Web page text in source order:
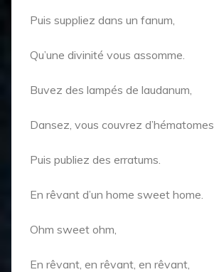
Puis suppliez dans un fanum,
Qu’une divinité vous assomme.
Buvez des lampés de laudanum,
Dansez, vous couvrez d’hématomes,
Puis publiez des erratums.
En rêvant d’un home sweet home.
Ohm sweet ohm,
En rêvant, en rêvant, en rêvant,